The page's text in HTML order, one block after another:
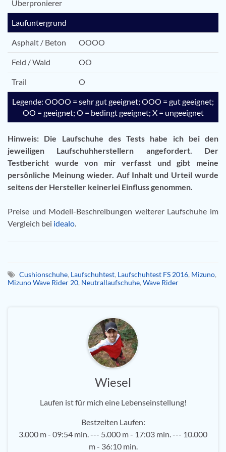
Überpronierer
Laufuntergrund
Asphalt / Beton OOOO
Feld / Wald OO
Trail O
Legende: OOOO = sehr gut geeignet; OOO = gut geeignet;
OO = geeignet; O = bedingt geeignet; X = ungeeignet
Hinweis: Die Laufschuhe des Tests habe ich bei den
jeweiligen Laufschuhherstellern angefordert. Der
Testbericht wurde von mir verfasst und gibt meine
persönliche Meinung wieder. Auf Inhalt und Urteil wurde
seitens der Hersteller keinerlei Einfluss genommen.
Preise und Modell-Beschreibungen weiterer Laufschuhe im
Vergleich bei idealo.
Cushionschuhe, Laufschuhtest, Laufschuhtest FS 2016, Mizuno,
Mizuno Wave Rider 20, Neutrallaufschuhe, Wave Rider
Wiesel
Laufen ist für mich eine Lebenseinstellung!
Bestzeiten Laufen:
3.000 m - 09:54 min. --- 5.000 m - 17:03 min. --- 10.000
m - 36:10 min.